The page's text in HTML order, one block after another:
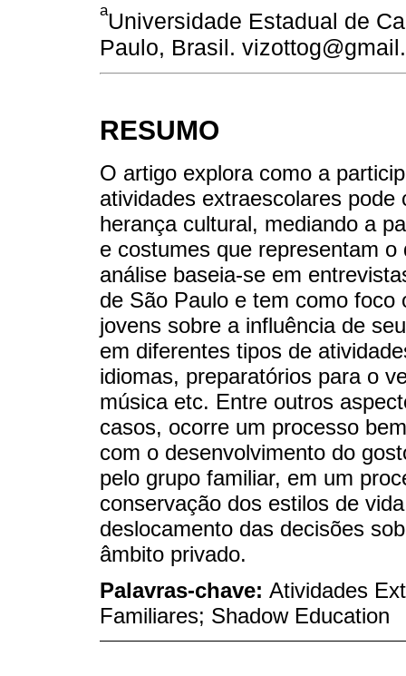
aUniversidade Estadual de
Paulo, Brasil.
RESUMO
O artigo explora como a
atividades extraescolares
herança cultural, mediando a
e costumes que representam
análise baseia-se em
de São Paulo e tem como
jovens sobre a influência de
em diferentes tipos de
idiomas, preparatórios para o
música etc. Entre outros
casos, ocorre um processo
com o desenvolvimento do
pelo grupo familiar, em um
conservação dos estilos de
deslocamento das decisões
âmbito privado.
Palavras-chave: Atividades
Familiares; Shadow Education